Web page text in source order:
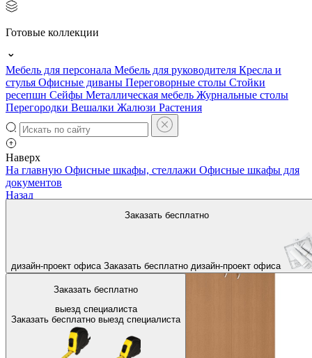
Готовые коллекции
Мебель для персонала Мебель для руководителя Кресла и
стулья Офисные диваны Переговорные столы Стойки
ресепшн Сейфы Металлическая мебель Журнальные столы
Перегородки Вешалки Жалюзи Растения
Наверх
Заказать бесплатно
дизайн-проект офиса Заказать бесплатно дизайн-проект офиса
Заказать бесплатно
выезд специалиста
Заказать бесплатно выезд специалиста
На главную Офисные шкафы, стеллажи Офисные шкафы для
документов
Назад